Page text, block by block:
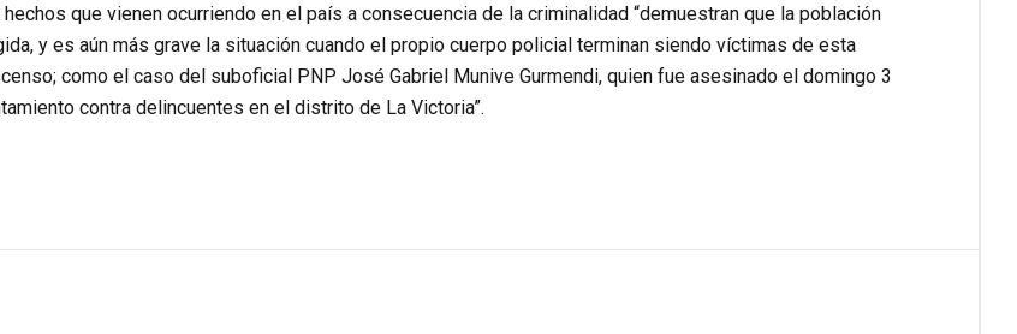
que vienen ocurriendo en el país a consecuencia de la criminalidad “demuestran que la población
y es aún más grave la situación cuando el propio cuerpo policial terminan siendo víctimas de esta
como el caso del suboficial PNP José Gabriel Munive Gurmendi, quien fue asesinado el domingo 3
contra delincuentes en el distrito de La Victoria”.